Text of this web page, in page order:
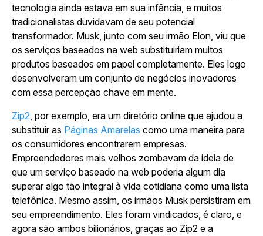
tecnologia ainda estava em sua infância, e muitos
tradicionalistas duvidavam de seu potencial
transformador. Musk, junto com seu irmão Elon, viu que
os serviços baseados na web substituiriam muitos
produtos baseados em papel completamente. Eles logo
desenvolveram um conjunto de negócios inovadores
com essa percepção chave em mente.
Zip2, por exemplo, era um diretório online que ajudou a
substituir as Páginas Amarelas como uma maneira para
os consumidores encontrarem empresas.
Empreendedores mais velhos zombavam da ideia de
que um serviço baseado na web poderia algum dia
superar algo tão integral à vida cotidiana como uma lista
telefônica. Mesmo assim, os irmãos Musk persistiram em
seu empreendimento. Eles foram vindicados, é claro, e
agora são ambos bilionários, graças ao Zip2 e a